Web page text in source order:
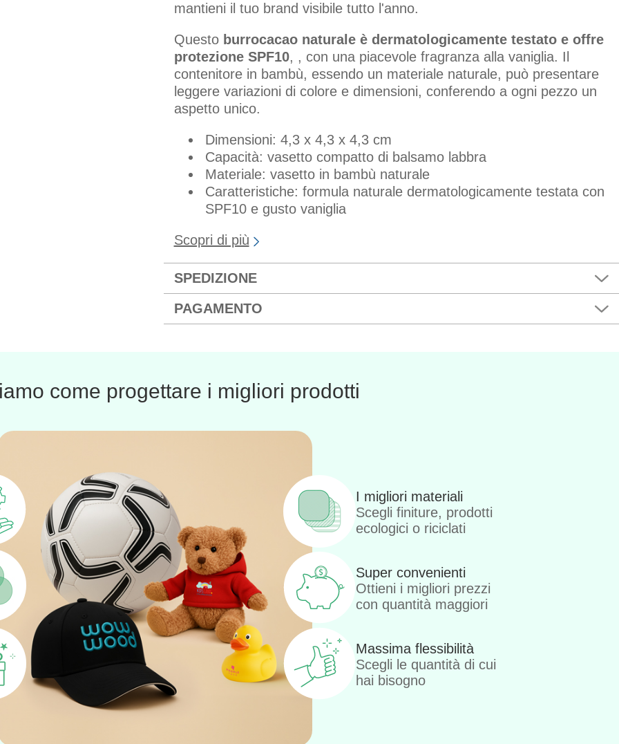
mantieni il tuo brand visibile tutto l'anno.
Questoburrocacao naturale è dermatologicamente testato e offre
protezione SPF10, , con una piacevole fragranza alla vaniglia. Il
contenitore in bambù, essendo un materiale naturale, può presentare
leggere variazioni di colore e dimensioni, conferendo a ogni pezzo un
aspetto unico.
Dimensioni: 4,3 x 4,3 x 4,3 cm
Capacità: vasetto compatto di balsamo labbra
Materiale: vasetto in bambù naturale
Caratteristiche: formula naturale dermatologicamente testata con
SPF10 e gusto vaniglia
Scopri di più
SPEDIZIONE
PAGAMENTO
come progettare i migliori prodotti
I migliori materiali
Scegli finiture, prodotti
ecologici o riciclati
Super convenienti
Ottieni i migliori prezzi
con quantità maggiori
Massima flessibilità
Scegli le quantità di cui
hai bisogno